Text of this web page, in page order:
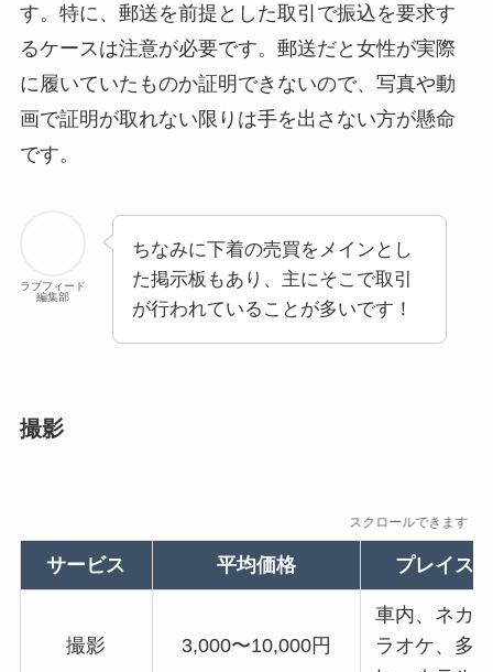
す。特に、郵送を前提とした取引で振込を要求す
るケースは注意が必要です。郵送だと女性が実際
に履いていたものか証明できないので、写真や動
画で証明が取れない限りは手を出さない方が懸命
です。
ラブフィード
編集部
ちなみに下着の売買をメインとし
た掲示板もあり、主にそこで取引
が行われていることが多いです！
撮影
スクロールできます
サービス 平均価格 プレイス
撮影 3,000〜10,000円
車内、ネカ
ラオケ、多